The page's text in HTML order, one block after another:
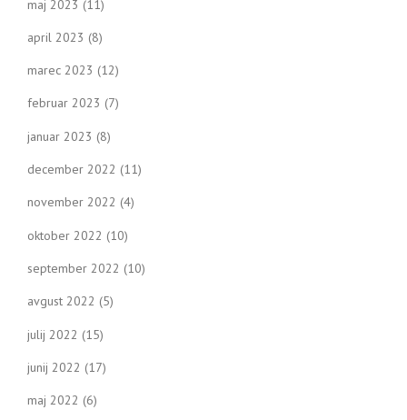
maj 2023 (11)
april 2023 (8)
marec 2023 (12)
februar 2023 (7)
januar 2023 (8)
december 2022 (11)
november 2022 (4)
oktober 2022 (10)
september 2022 (10)
avgust 2022 (5)
julij 2022 (15)
junij 2022 (17)
maj 2022 (6)